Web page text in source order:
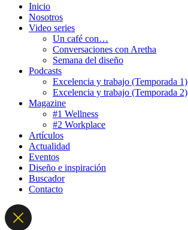
Inicio
Nosotros
Video series
Un café con…
Conversaciones con Aretha
Semana del diseño
Podcasts
Excelencia y trabajo (Temporada 1)
Excelencia y trabajo (Temporada 2)
Magazine
#1 Wellness
#2 Workplace
Artículos
Actualidad
Eventos
Diseño e inspiración
Buscador
Contacto